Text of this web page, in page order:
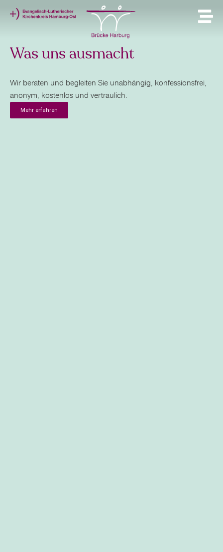
Was uns ausmacht
Wir beraten und begleiten Sie unabhängig, konfessionsfrei,
anonym, kostenlos und vertraulich.
Mehr erfahren